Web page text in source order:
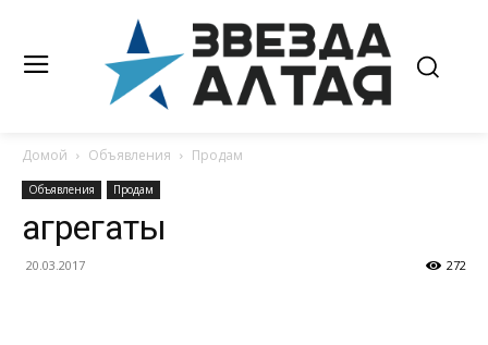
Домой Объявления Продам
Объявления Продам
агрегаты
20.03.2017 272